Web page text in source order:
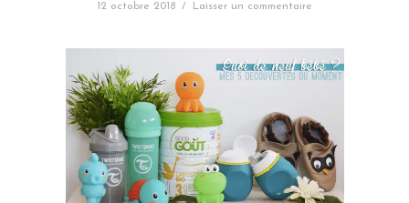
12 octobre 2018 / Laisser un commentaire